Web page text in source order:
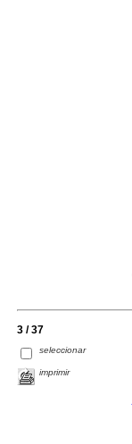
3 / 37
seleccionar
imprimir